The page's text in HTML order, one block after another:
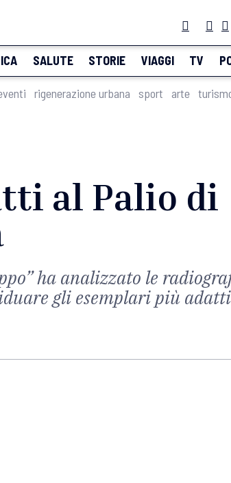
SALUTE STORIE VIAGGI TV
rigenerazione urbana sport arte
al Palio di
ha analizzato le
gli esemplari più